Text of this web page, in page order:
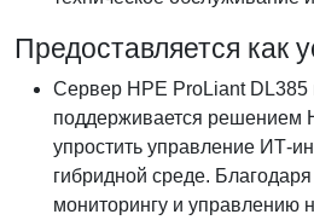
Предоставляется как
Сервер HPE ProLiant DL385
поддерживается решением
упростить управление ИТ-
гибридной среде.
мониторингу и управлению